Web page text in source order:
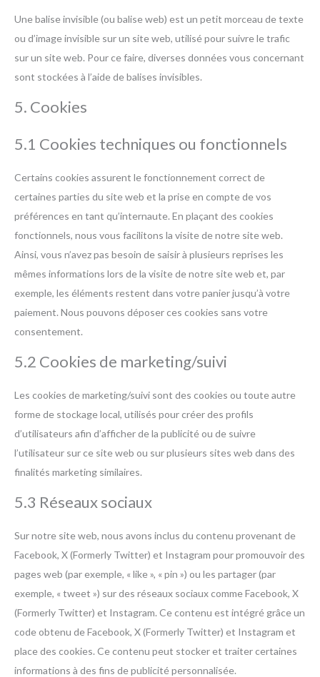
Une balise invisible (ou balise web) est un petit morceau de texte
ou d’image invisible sur un site web, utilisé pour suivre le trafic
sur un site web. Pour ce faire, diverses données vous concernant
sont stockées à l’aide de balises invisibles.
5. Cookies
5.1 Cookies techniques ou fonctionnels
Certains cookies assurent le fonctionnement correct de
certaines parties du site web et la prise en compte de vos
préférences en tant qu’internaute. En plaçant des cookies
fonctionnels, nous vous facilitons la visite de notre site web.
Ainsi, vous n’avez pas besoin de saisir à plusieurs reprises les
mêmes informations lors de la visite de notre site web et, par
exemple, les éléments restent dans votre panier jusqu’à votre
paiement. Nous pouvons déposer ces cookies sans votre
consentement.
5.2 Cookies de marketing/suivi
Les cookies de marketing/suivi sont des cookies ou toute autre
forme de stockage local, utilisés pour créer des profils
d’utilisateurs afin d’afficher de la publicité ou de suivre
l’utilisateur sur ce site web ou sur plusieurs sites web dans des
finalités marketing similaires.
5.3 Réseaux sociaux
Sur notre site web, nous avons inclus du contenu provenant de
Facebook, X (Formerly Twitter) et Instagram pour promouvoir des
pages web (par exemple, « like », « pin ») ou les partager (par
exemple, « tweet ») sur des réseaux sociaux comme Facebook, X
(Formerly Twitter) et Instagram. Ce contenu est intégré grâce un
code obtenu de Facebook, X (Formerly Twitter) et Instagram et
place des cookies. Ce contenu peut stocker et traiter certaines
informations à des fins de publicité personnalisée.